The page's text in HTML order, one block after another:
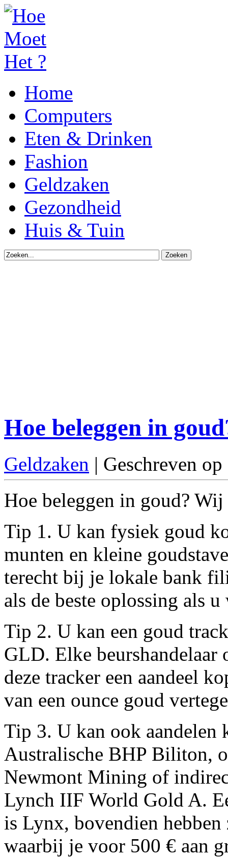
Home
Computers
Eten & Drinken
Fashion
Geldzaken
Gezondheid
Huis & Tuin
Hoe beleggen in
Geldzaken | Geschreven
Hoe beleggen in goud?
Tip 1. U kan fysiek goud
munten en kleine
terecht bij je lokale bank
als de beste oplossing als
Tip 2. U kan een goud
GLD. Elke beurshandelaar
deze tracker een aandeel
van een ounce goud
Tip 3. U kan ook aandelen
Australische BHP Biliton,
Newmont Mining of
Lynch IIF World Gold A.
is Lynx, bovendien
waarbij je voor 500 € aan